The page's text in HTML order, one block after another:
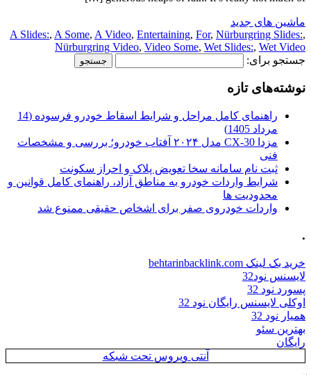
ماشین های جدید
A Slides:, A Some, A Video, Entertaining, For, Nürburgring Slides:,
Nürburgring Video, Video Some, Wet Slides:, Wet Video
جستجو برای:
نوشته‌های تازه
راهنمای کامل مراحل و شرایط اسقاط خودرو فرسوده (14
مرداد 1405)
مزدا CX-30 مدل ۲۰۲۴ آفتاب خودرو؛ بررسی و مشخصات
فنی
ثبت نام سامانه سخا تعویض پلاک و احراز سکونت
شرایط واردات خودرو به مناطق آزاد، راهنمای کامل قوانین و
محدودیت ها
واردات خودروی صفر برای اشخاص حقیقی ممنوع شد
.
خرید بک لینک behtarinbacklink.com
لایسنس نود32
پسورد نود 32
اوکلی لایسنس رایگان نود 32
همیار نود 32
بهترین سئو
رایگان
آنتی ویروس تحت شبکه